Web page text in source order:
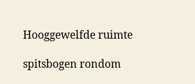
Hooggewelfde ruimte
spitsbogen rondom